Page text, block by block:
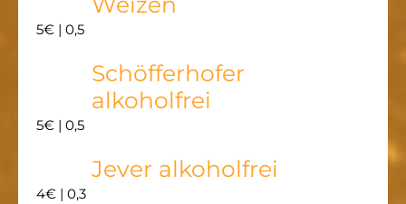
5€ | 0,5
Schöfferhofer
alkoholfrei
5€ | 0,5
Jever alkoholfrei
4€ | 0,3